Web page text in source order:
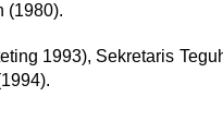
(1980).
1993), Sekretaris